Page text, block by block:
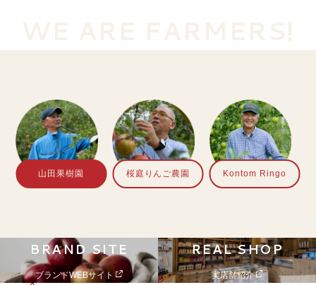
じり条例」を制定し、日本一のりんごの里を目指している
板柳町。「桜庭りんご農園」は、この町の岩木山を望む津
軽平野で、広大な果樹園を営んでいます。「自然の味その
まま」をモットーに、有機肥料を使った土壌づくりと、独
自の栽培管理によって育まれたりんごは、豊かな味と香り
栽培品種 ：
きおう、つがる、トキ、早生ふじ、紅玉、ア
ルプス乙女、シナノスイート、千雪、ジョナ
ゴールド、シナノゴールド、星の金貨、ぐん
力品種の「ふじ」をはじめ、現代の消費者ニーズに合う甘
いりんごが主流となっています。そんななか、“個性派りん
ご”に魅せられたのが、黒石市の今智之さん。かつては、独
立行政法人 青森県産業技術センターりんご研究所でりんご
の品種開発に携わっていたりんごのスペシャリストです。
栽培品種 ： はつ恋ぐりん、スリムレッド、ピンクレディ
ー、紅はつみ、千雪など、約30品種
山田果樹園 桜庭りんご農園 Kontom Ringo
BRAND SITE
ブランドWEBサイト
REAL SHOP
実店舗紹介